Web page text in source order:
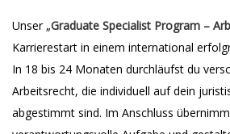
Unser „Graduate Specialist Program –
Karrierestart in einem international
In 18 bis 24 Monaten durchläufst du
Arbeitsrecht, die individuell auf dein
abgestimmt sind. Im Anschluss